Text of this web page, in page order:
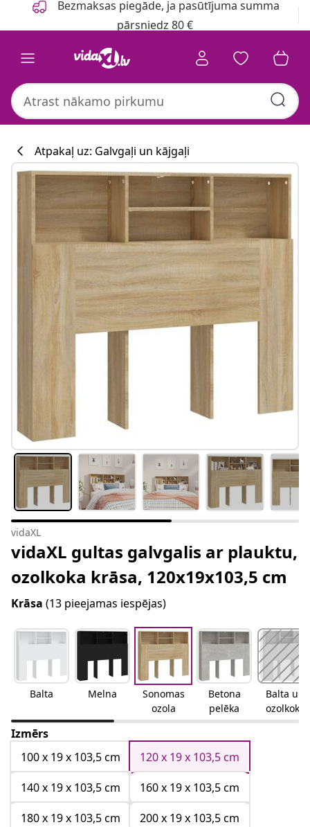
Bezmaksas piegāde, ja pasūtījuma summa
pārsniedz 80 €
Atpakaļ uz: Galvgaļi un kājgaļi
vidaXL
vidaXL gultas galvgalis ar plauktu,
ozolkoka krāsa, 120x19x103,5 cm
Krāsa (13 pieejamas iespējas)
Balta Melna
Sonomas
ozola
Betona
pelēka
Balta un
ozolkoka
Izmērs
100 x 19 x 103,5 cm
120 x 19 x 103,5 cm
140 x 19 x 103,5 cm
160 x 19 x 103,5 cm
180 x 19 x 103,5 cm
200 x 19 x 103,5 cm